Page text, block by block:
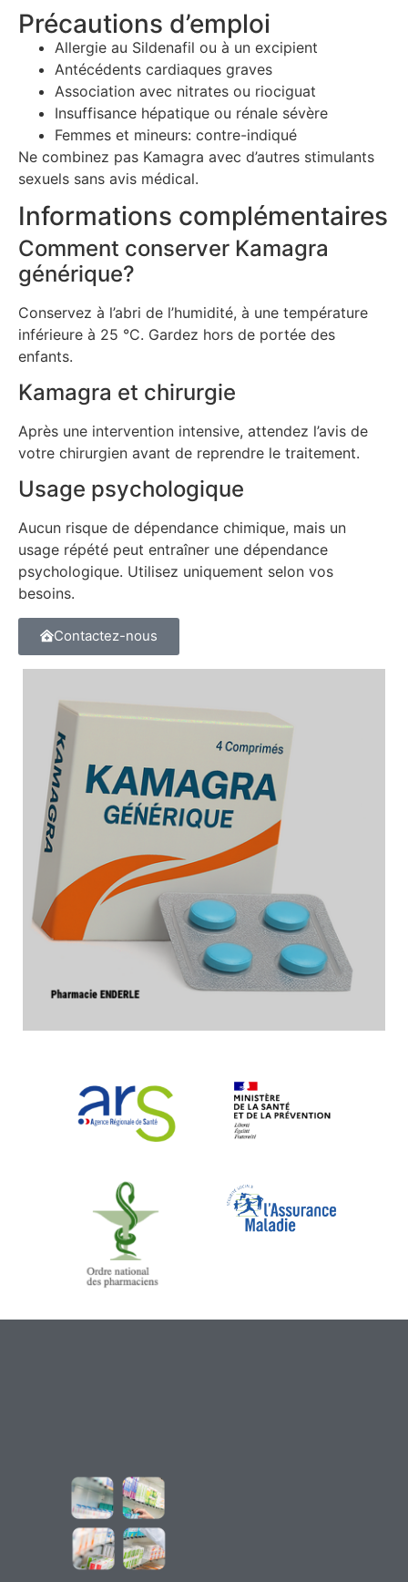
Précautions d’emploi
Allergie au Sildenafil ou à un excipient
Antécédents cardiaques graves
Association avec nitrates ou riociguat
Insuffisance hépatique ou rénale sévère
Femmes et mineurs: contre-indiqué
Ne combinez pas Kamagra avec d’autres stimulants
sexuels sans avis médical.
Informations complémentaires
Comment conserver Kamagra
générique?
Conservez à l’abri de l’humidité, à une température
inférieure à 25 °C. Gardez hors de portée des
enfants.
Kamagra et chirurgie
Après une intervention intensive, attendez l’avis de
votre chirurgien avant de reprendre le traitement.
Usage psychologique
Aucun risque de dépendance chimique, mais un
usage répété peut entraîner une dépendance
psychologique. Utilisez uniquement selon vos
besoins.
Contactez-nous